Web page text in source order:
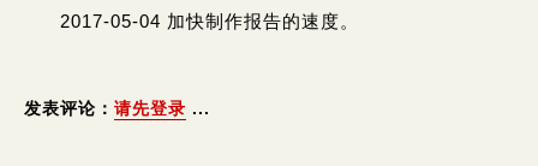
2017-05-04 加快制作报告的速度。
发表评论： 请先登录 ...